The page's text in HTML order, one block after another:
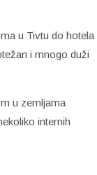
u Tivtu do hotela
i mnogo duži
u zemljama
internih